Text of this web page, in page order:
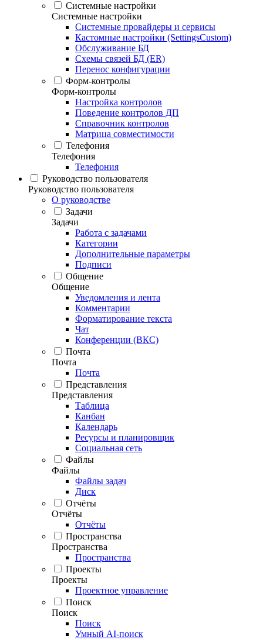
Системные настройки
Системные настройки
Системные провайдеры и сервисы
Кастомные настройки (SettingsCustom)
Обслуживание БД
Схемы связей БД (ER)
Перенос конфигурации
Форм-контролы
Форм-контролы
Настройка контролов
Поведение контролов ДП
Справочник контролов
Матрица совместимости
Телефония
Телефония
Телефония
Руководство пользователя
Руководство пользователя
О руководстве
Задачи
Задачи
Работа с задачами
Категории
Дополнительные параметры
Подписи
Общение
Общение
Уведомления и лента
Комментарии
Форматирование текста
Чат
Конференции (ВКС)
Почта
Почта
Почта
Представления
Представления
Таблица
Канбан
Календарь
Ресурсы и планировщик
Социальная сеть
Файлы
Файлы
Файлы задач
Диск
Отчёты
Отчёты
Отчёты
Пространства
Пространства
Пространства
Проекты
Проекты
Проектное управление
Поиск
Поиск
Поиск
Умный AI-поиск